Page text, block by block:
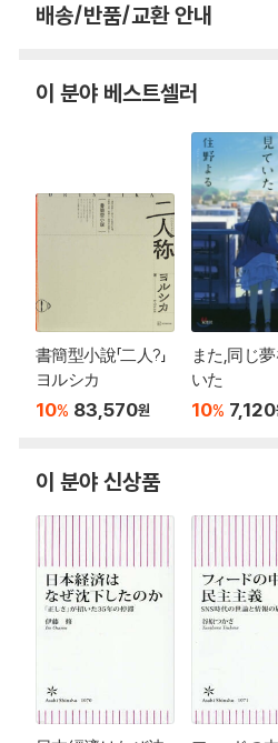
배송/반품/교환 안내
이 분야 베스트셀러
書簡型小說「二人?」
ヨルシカ
10% 83,570원
また,同じ
いた
10% 7,120
이 분야 신상품